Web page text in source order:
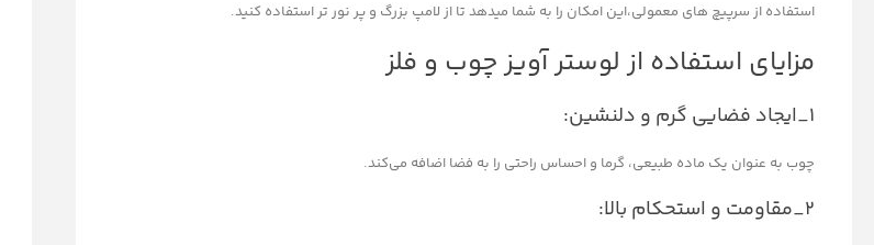
استفاده از سرپیچ های معمولی،این امکان را به شما میدهد تا از لامپ بزرگ و پر نور تر استفاده کنید.
مزایای استفاده از لوستر آویز چوب و فلز
۱_ایجاد فضایی گرم و دلنشین:
چوب به عنوان یک ماده طبیعی، گرما و احساس راحتی را به فضا اضافه می‌کند.
۲_مقاومت و استحکام بالا: